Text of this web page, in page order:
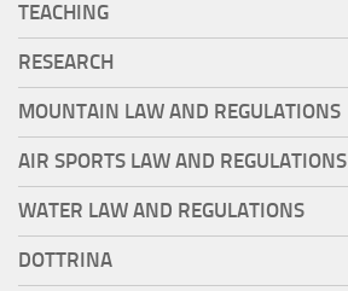
TEACHING
RESEARCH
MOUNTAIN LAW AND REGULATIONS
AIR SPORTS LAW AND REGULATIONS
WATER LAW AND REGULATIONS
DOTTRINA